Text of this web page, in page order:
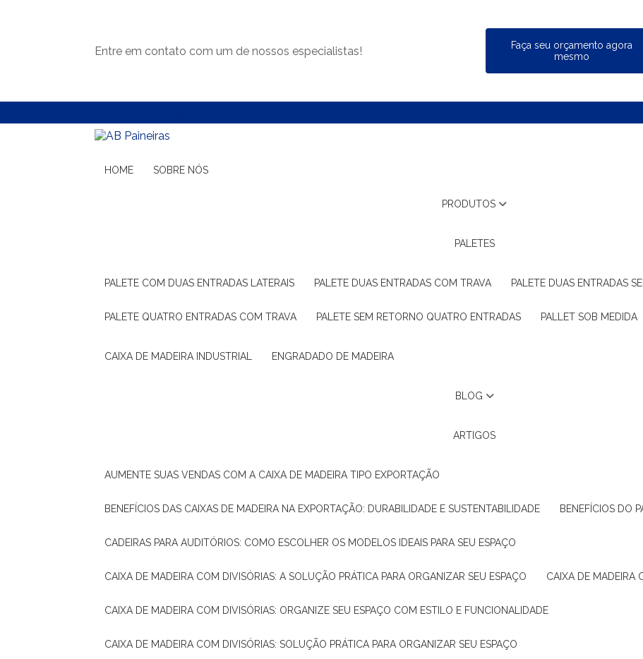
Entre em contato com um de nossos especialistas!
Faça seu orçamento agora
mesmo
HOME SOBRE NÓS
PRODUTOS
PALETES
PALETE COM DUAS ENTRADAS LATERAIS PALETE DUAS ENTRADAS COM TRAVA PALETE DUAS ENTRADAS
PALETE QUATRO ENTRADAS COM TRAVA PALETE SEM RETORNO QUATRO ENTRADAS PALLET SOB MEDIDA
CAIXA DE MADEIRA INDUSTRIAL ENGRADADO DE MADEIRA
BLOG
ARTIGOS
AUMENTE SUAS VENDAS COM A CAIXA DE MADEIRA TIPO EXPORTAÇÃO
BENEFÍCIOS DAS CAIXAS DE MADEIRA NA EXPORTAÇÃO: DURABILIDADE E SUSTENTABILIDADE BENEFÍCIOS DO
CADEIRAS PARA AUDITÓRIOS: COMO ESCOLHER OS MODELOS IDEAIS PARA SEU ESPAÇO
CAIXA DE MADEIRA COM DIVISÓRIAS: A SOLUÇÃO PRÁTICA PARA ORGANIZAR SEU ESPAÇO CAIXA DE
CAIXA DE MADEIRA COM DIVISÓRIAS: ORGANIZE SEU ESPAÇO COM ESTILO E FUNCIONALIDADE
CAIXA DE MADEIRA COM DIVISÓRIAS: SOLUÇÃO PRÁTICA PARA ORGANIZAR SEU ESPAÇO